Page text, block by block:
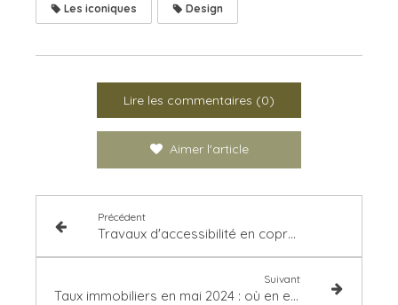
Les iconiques Design
Lire les commentaires (0)
Aimer l'article
Précédent
Travaux d'accessibilité en copropriété : comment améliorer l'accès à votre immeuble ?
Suivant
Taux immobiliers en mai 2024 : où en est-on ?